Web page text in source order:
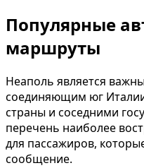
Популярные
маршруты
Неаполь является
соединяющим юг
страны и соседними
перечень наиболее
для пассажиров,
сообщение.